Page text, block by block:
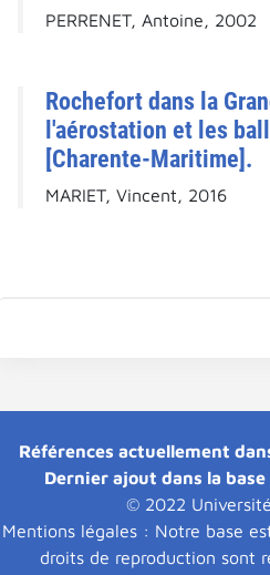
PERRENET, Antoine, 2002
Rochefort dans la
l'aérostation et les
[Charente-Maritime].
MARIET, Vincent, 2016
Références actuellement
Dernier ajout dans la base
© 2022
Mentions légales : Notre base
droits de reproduction sont